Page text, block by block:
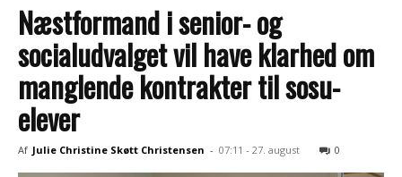
Næstformand i senior- og
socialudvalget vil have klarhed om
manglende kontrakter til sosu-
elever
Af Julie Christine Skøtt Christensen - 07:11 - 27. august 0